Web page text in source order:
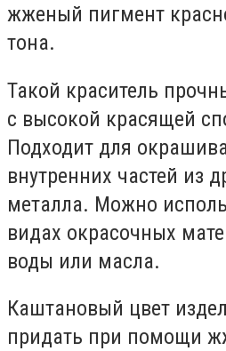
жженый пигмент
тона.
Такой краситель
с высокой красящей
Подходит для
внутренних частей из
металла. Можно
видах окрасочных
воды или масла.
Каштановый цвет
придать при помощи